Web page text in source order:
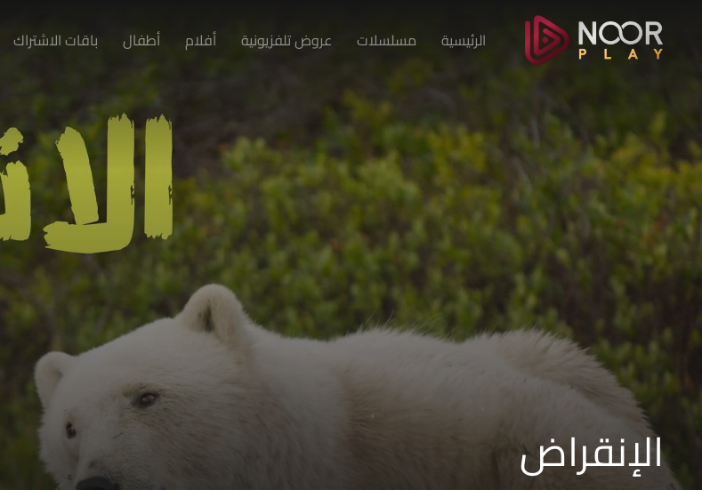
الرئيسية مسلسلات عروض تلفزيونية أفلام أطفال باقات الاشتراك
الإنقراض